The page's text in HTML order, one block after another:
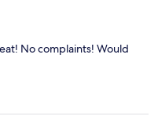
No complaints! Would